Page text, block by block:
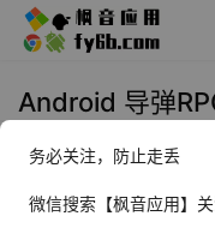
Android 导弹
2024年2月5日 16:30
务必关注，防止走丢
微信搜索【枫音应用】